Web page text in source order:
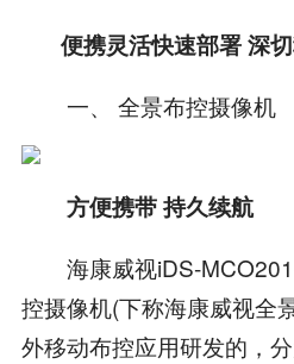
便携灵活快速部署 深
一、 全景布控摄像机
方便携带 持久续航
海康威视iDS-
控摄像机(下称海康威视全
外移动布控应用研发的，